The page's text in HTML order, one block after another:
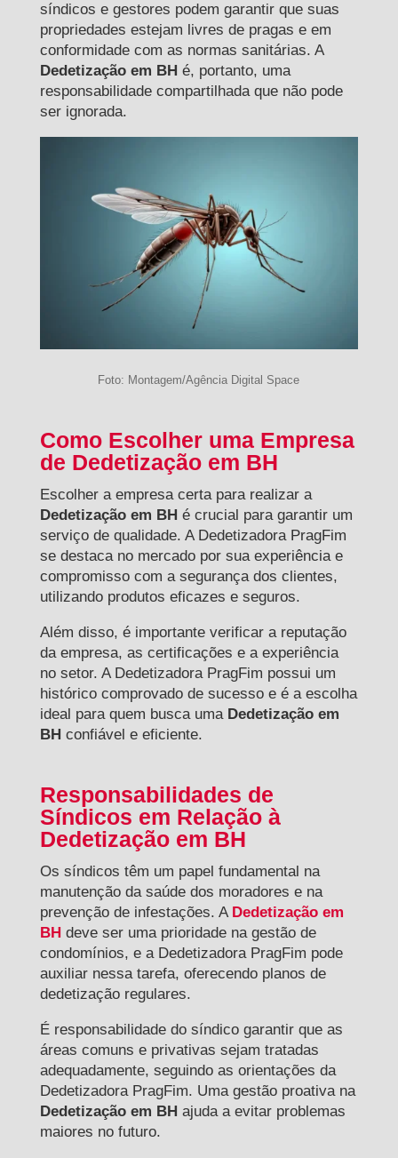
síndicos e gestores podem garantir que suas
propriedades estejam livres de pragas e em
conformidade com as normas sanitárias. A
Dedetização em BH é, portanto, uma
responsabilidade compartilhada que não pode
ser ignorada.
Foto: Montagem/Agência Digital Space
Como Escolher uma Empresa
de Dedetização em BH
Escolher a empresa certa para realizar a
Dedetização em BH é crucial para garantir um
serviço de qualidade. A Dedetizadora PragFim
se destaca no mercado por sua experiência e
compromisso com a segurança dos clientes,
utilizando produtos eficazes e seguros.
Além disso, é importante verificar a reputação
da empresa, as certificações e a experiência
no setor. A Dedetizadora PragFim possui um
histórico comprovado de sucesso e é a escolha
ideal para quem busca uma Dedetização em
BH confiável e eficiente.
Responsabilidades de
Síndicos em Relação à
Dedetização em BH
Os síndicos têm um papel fundamental na
manutenção da saúde dos moradores e na
prevenção de infestações. A Dedetização em
BHdeve ser uma prioridade na gestão de
condomínios, e a Dedetizadora PragFim pode
auxiliar nessa tarefa, oferecendo planos de
dedetização regulares.
É responsabilidade do síndico garantir que as
áreas comuns e privativas sejam tratadas
adequadamente, seguindo as orientações da
Dedetizadora PragFim. Uma gestão proativa na
Dedetização em BH ajuda a evitar problemas
maiores no futuro.